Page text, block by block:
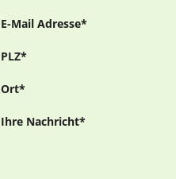
E-Mail Adresse*
PLZ*
Ort*
Ihre Nachricht*